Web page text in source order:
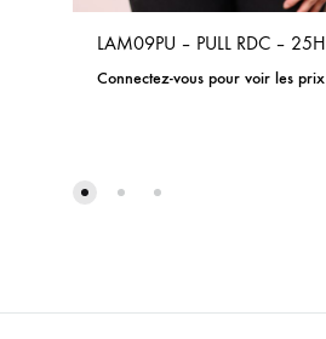
LAM09PU – PULL RDC – 25H
Connectez-vous pour voir les prix